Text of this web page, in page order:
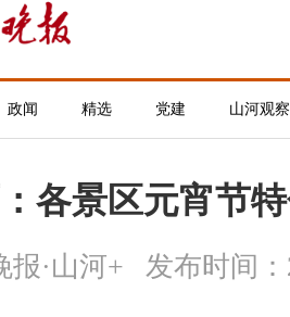
政闻 精选 党建 山河观察
各景区元宵节
报·山河+ 发布时间：